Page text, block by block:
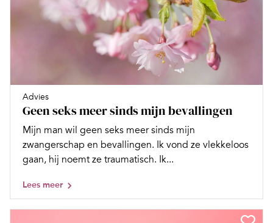
Advies
Geen seks meer sinds mijn bevallingen
Mijn man wil geen seks meer sinds mijn
zwangerschap en bevallingen. Ik vond ze vlekkeloos
gaan, hij noemt ze traumatisch. Ik...
Lees meer